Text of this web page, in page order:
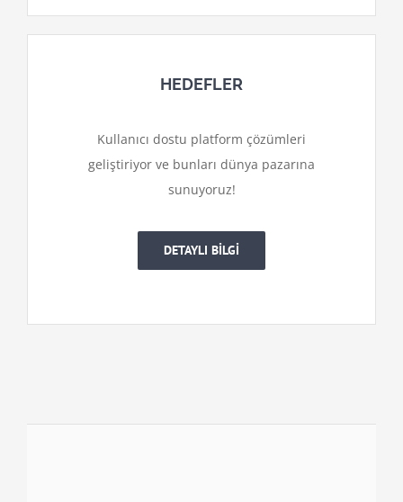
HEDEFLER
Kullanıcı dostu platform çözümleri
geliştiriyor ve bunları dünya pazarına
sunuyoruz!
DETAYLI BİLGİ